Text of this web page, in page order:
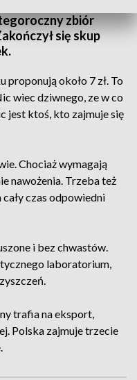
zbiór
się skup
około 7 zł. To
wiec dziwnego, ze w co
jest ktoś, kto zajmuje się
Chociaż wymagają
nawożenia. Trzeba też
czas odpowiedni
i bez chwastów.
laboratorium,
trafia na eksport,
Polska zajmuje trzecie